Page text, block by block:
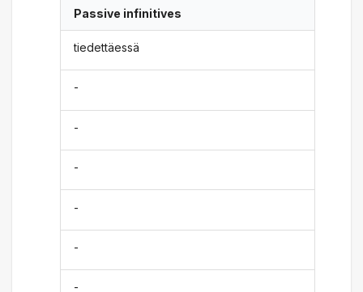
Passive infinitives
tiedettäessä
-
-
-
-
-
-